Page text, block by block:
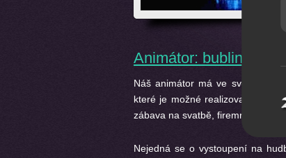
Animátor:
Náš animátor má ve svém
které je možné realizovat téměř
zábava na svatbě, firemní akce,
Nejedná se o vystoupení na